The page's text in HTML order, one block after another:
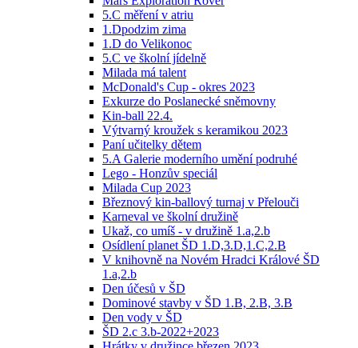
5.C měření v atriu
1.Dpodzim zima
1.D do Velikonoc
5.C ve školní jídelně
Milada má talent
McDonald's Cup - okres 2023
Exkurze do Poslanecké sněmovny
Kin-ball 22.4.
Výtvarný kroužek s keramikou 2023
Paní učitelky dětem
5.A Galerie moderního umění podruhé
Lego - Honzův speciál
Milada Cup 2023
Březnový kin-ballový turnaj v Přelouči
Karneval ve školní družině
Ukaž, co umíš - v družině 1.a,2.b
Osídlení planet ŠD 1.D,3.D,1.C,2.B
V knihovně na Novém Hradci Králové ŠD
1.a,2.b
Den účesů v ŠD
Dominové stavby v ŠD 1.B, 2.B, 3.B
Den vody v ŠD
ŠD 2.c 3.b-2022+2023